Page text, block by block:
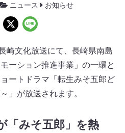
ニュース お知らせ
崎文化放送にて、長崎県南島
ーション推進事業」の一環と
ートドラマ「転生みそ五郎ど
」が放送されます。
「みそ五郎」を熱